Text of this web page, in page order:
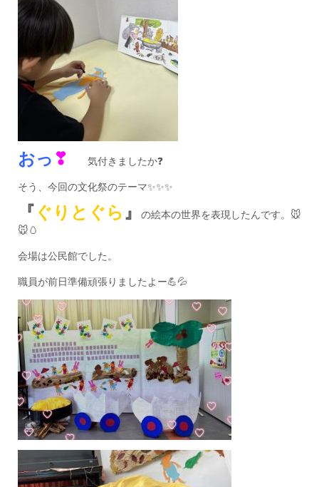
おっ ❣ 気付きましたか❓
そう、今回の文化祭のテーマ✨✨✨
『 ぐりとぐら 』
の絵本の世界を表現したんです。🐭
🐭🥚
会場は公民館でした。
職員が前日準備頑張りましたよー💪💦